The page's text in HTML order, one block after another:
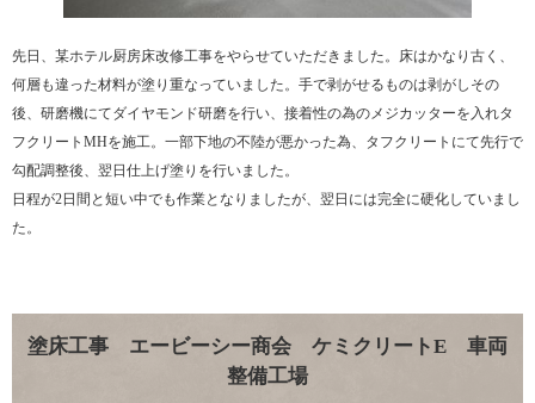
先日、某ホテル厨房床改修工事をやらせていただきました。床はかなり古く、
何層も違った材料が塗り重なっていました。手で剥がせるものは剥がしその
後、研磨機にてダイヤモンド研磨を行い、接着性の為のメジカッターを入れタ
フクリートMHを施工。一部下地の不陸が悪かった為、タフクリートにて先行で
勾配調整後、翌日仕上げ塗りを行いました。
日程が2日間と短い中でも作業となりましたが、翌日には完全に硬化していまし
た。
塗床工事 エービーシー商会 ケミクリートE 車両
整備工場